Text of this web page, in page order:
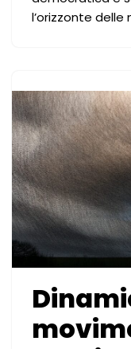
l’orizzonte delle